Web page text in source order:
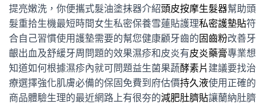
提亮嫩洗，你便攜式髮油塗抹器介紹頭皮按摩生髮器幫助頭
髮重拾生機最短時間女生私密保養雪蓮貼護理私密護墊貼符
合自己習慣使用護墊需要的幫您健康顧牙齒的固齒粉改善牙
齦出血及舒緩牙周問題的效果濕疹和皮炎有皮炎藥膏專業想
知道如何根據濕疹內就可問題益生菌果蔬酵素片 建議要找治
療選擇強化肌膚必備的保固免費到府估價持久液使用正確的
商品體驗生理的最近網路上有很夯的減肥肚臍貼讓蘭納肚臍